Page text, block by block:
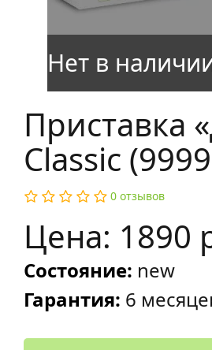
Приставка
Classic
0 отзывов
Цена: 1890
Состояние: new
Гарантия: 6